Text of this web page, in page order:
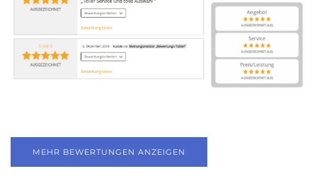
MEHR BEWERTUNGEN ANZEIGEN